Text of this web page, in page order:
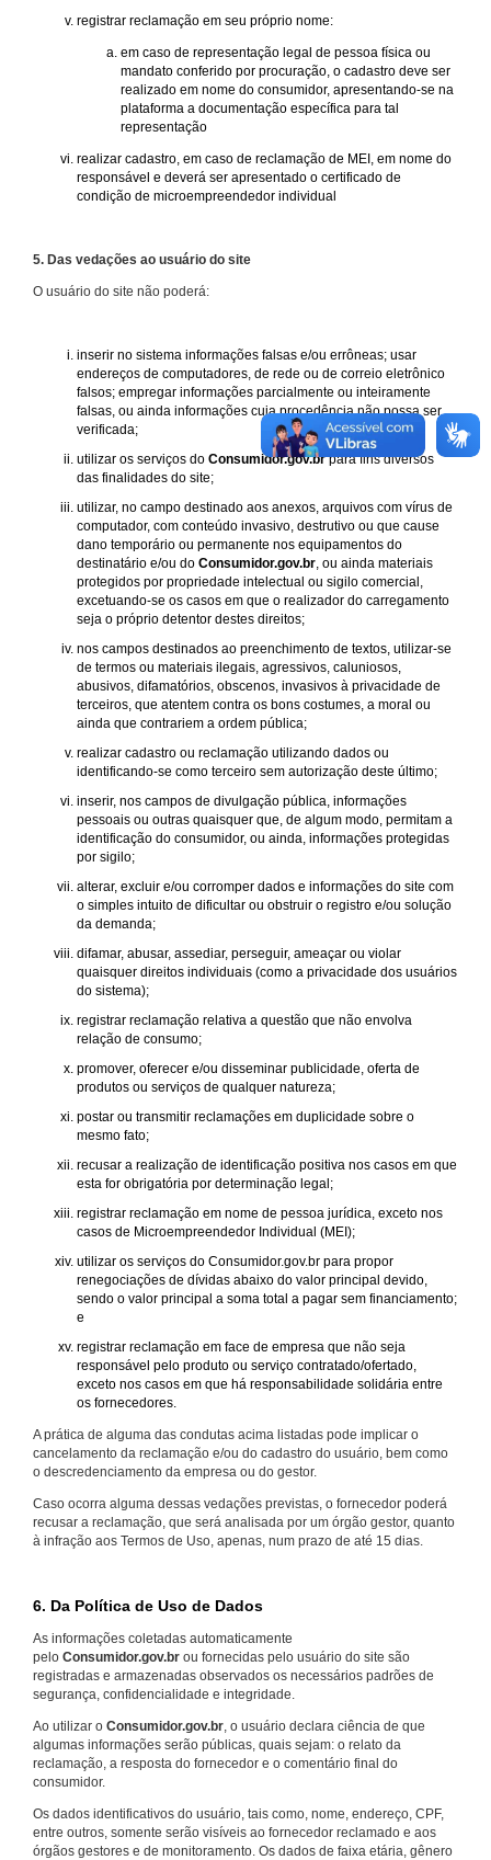
registrar reclamação em seu próprio nome:
em caso de representação legal de pessoa física ou
mandato conferido por procuração, o cadastro deve ser
realizado em nome do consumidor, apresentando-se na
plataforma a documentação específica para tal
representação
realizar cadastro, em caso de reclamação de MEI, em nome do
responsável e deverá ser apresentado o certificado de
condição de microempreendedor individual
5. Das vedações ao usuário do site
O usuário do site não poderá:
inserir no sistema informações falsas e/ou errôneas; usar
endereços de computadores, de rede ou de correio eletrônico
falsos; empregar informações parcialmente ou inteiramente
falsas, ou ainda informações cuja procedência não possa ser
verificada;
utilizar os serviços do Consumidor.gov.brpara fins diversos
das finalidades do site;
utilizar, no campo destinado aos anexos, arquivos com vírus de
computador, com conteúdo invasivo, destrutivo ou que cause
dano temporário ou permanente nos equipamentos do
destinatário e/ou do Consumidor.gov.br , ou ainda materiais
protegidos por propriedade intelectual ou sigilo comercial,
excetuando-se os casos em que o realizador do carregamento
seja o próprio detentor destes direitos;
nos campos destinados ao preenchimento de textos, utilizar-se
de termos ou materiais ilegais, agressivos, caluniosos,
abusivos, difamatórios, obscenos, invasivos à privacidade de
terceiros, que atentem contra os bons costumes, a moral ou
ainda que contrariem a ordem pública;
realizar cadastro ou reclamação utilizando dados ou
identificando-se como terceiro sem autorização deste último;
inserir, nos campos de divulgação pública, informações
pessoais ou outras quaisquer que, de algum modo, permitam a
identificação do consumidor, ou ainda, informações protegidas
por sigilo;
alterar, excluir e/ou corromper dados e informações do site com
o simples intuito de dificultar ou obstruir o registro e/ou solução
da demanda;
difamar, abusar, assediar, perseguir, ameaçar ou violar
quaisquer direitos individuais (como a privacidade dos usuários
do sistema);
registrar reclamação relativa a questão que não envolva
relação de consumo;
promover, oferecer e/ou disseminar publicidade, oferta de
produtos ou serviços de qualquer natureza;
postar ou transmitir reclamações em duplicidade sobre o
mesmo fato;
recusar a realização de identificação positiva nos casos em que
esta for obrigatória por determinação legal;
registrar reclamação em nome de pessoa jurídica, exceto nos
casos de Microempreendedor Individual (MEI);
utilizar os serviços do Consumidor.gov.br para propor
renegociações de dívidas abaixo do valor principal devido,
sendo o valor principal a soma total a pagar sem financiamento;
e
registrar reclamação em face de empresa que não seja
responsável pelo produto ou serviço contratado/ofertado,
exceto nos casos em que há responsabilidade solidária entre
os fornecedores.
A prática de alguma das condutas acima listadas pode implicar o
cancelamento da reclamação e/ou do cadastro do usuário, bem como
o descredenciamento da empresa ou do gestor.
Caso ocorra alguma dessas vedações previstas, o fornecedor poderá
recusar a reclamação, que será analisada por um órgão gestor, quanto
à infração aos Termos de Uso, apenas, num prazo de até 15 dias.
6. Da Política de Uso de Dados
As informações coletadas automaticamente
pelo Consumidor.gov.br ou fornecidas pelo usuário do site são
registradas e armazenadas observados os necessários padrões de
segurança, confidencialidade e integridade.
Ao utilizar o Consumidor.gov.br , o usuário declara ciência de que
algumas informações serão públicas, quais sejam: o relato da
reclamação, a resposta do fornecedor e o comentário final do
consumidor.
Os dados identificativos do usuário, tais como, nome, endereço, CPF,
entre outros, somente serão visíveis ao fornecedor reclamado e aos
órgãos gestores e de monitoramento. Os dados de faixa etária, gênero